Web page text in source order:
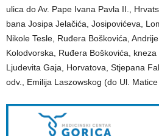
ulica do Av. Pape Ivana Pavla II.,
bana Josipa Jelačića, Josipovićeva,
Nikole Tesle, Ruđera Boškovića,
Kolodvorska, Ruđera Boškovića, kneza
Ljudevita Gaja, Horvatova, Stjepana
odv., Emilija Laszowskog (do Ul. Matice